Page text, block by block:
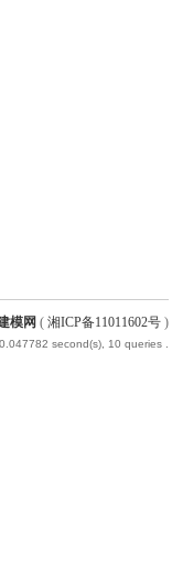
模网 ( 湘ICP备11011602号)
second(s), 10 queries .